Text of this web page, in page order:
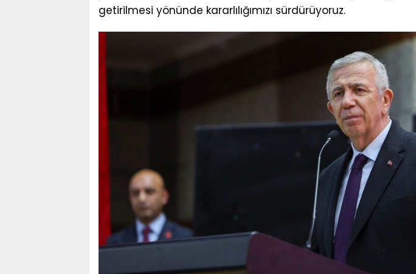
getirilmesi yönünde kararlılığımızı sürdürüyoruz.